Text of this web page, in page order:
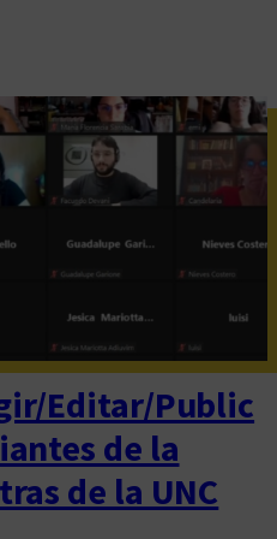
Editar/Public
de la
de la UNC